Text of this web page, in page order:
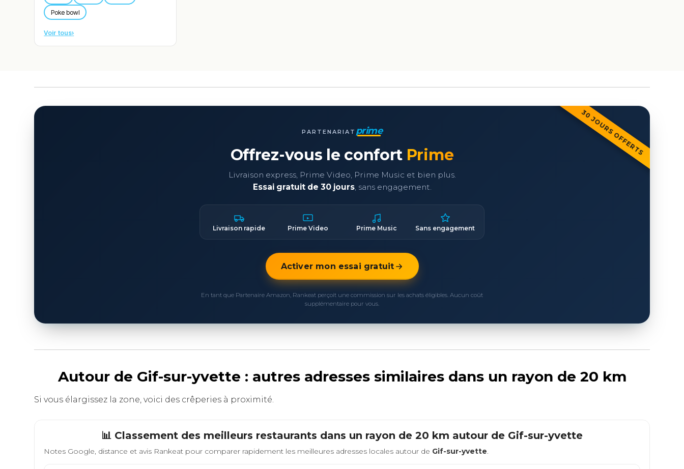
Poke bowl
Voir tous›
30 JOURS OFFERTS
PARTENARIAT prime
Offrez-vous le confort Prime
Livraison express, Prime Video, Prime Music et bien plus.
Essai gratuit de 30 jours, sans engagement.
Livraison rapide Prime Video Prime Music Sans engagement
Activer mon essai gratuit
En tant que Partenaire Amazon, Rankeat perçoit une commission sur les achats éligibles. Aucun coût
supplémentaire pour vous.
Autour de Gif-sur-yvette : autres adresses similaires dans un rayon de 20 km
Si vous élargissez la zone, voici des crêperies à proximité.
📊 Classement des meilleurs restaurants dans un rayon de 20 km autour de Gif-sur-yvette
Notes Google, distance et avis Rankeat pour comparer rapidement les meilleures adresses locales autour de Gif-sur-yvette.